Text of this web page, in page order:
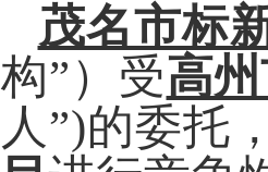
茂名市标
构”）受高
人”)的委托